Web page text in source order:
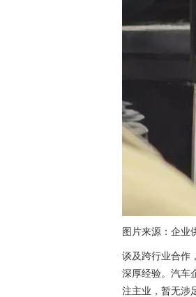
图片来源：企业
谈及跨行业合作
深厚经验。汽车
注主业，暂无涉